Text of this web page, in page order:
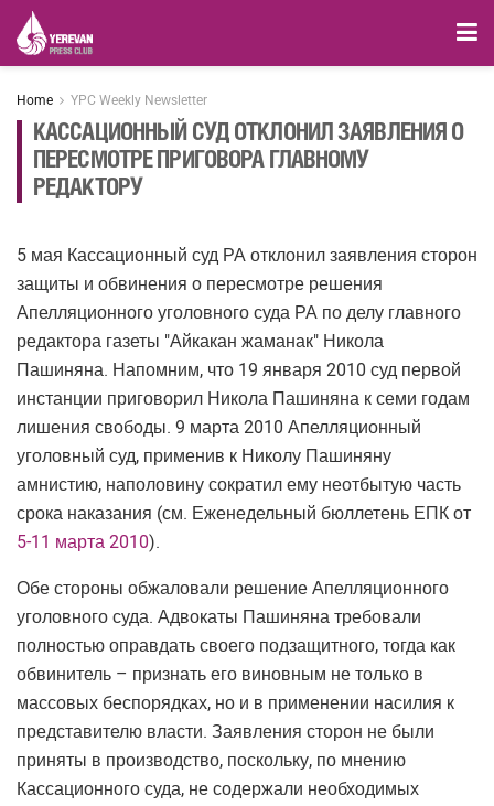
Home YPC Weekly Newsletter
КАССАЦИОННЫЙ СУД ОТКЛОНИЛ ЗАЯВЛЕНИЯ О
ПЕРЕСМОТРЕ ПРИГОВОРА ГЛАВНОМУ
РЕДАКТОРУ
5 мая Кассационный суд РА отклонил заявления сторон
защиты и обвинения о пересмотре решения
Апелляционного уголовного суда РА по делу главного
редактора газеты "Айкакан жаманак" Никола
Пашиняна. Напомним, что 19 января 2010 суд первой
инстанции приговорил Никола Пашиняна к семи годам
лишения свободы. 9 марта 2010 Апелляционный
уголовный суд, применив к Николу Пашиняну
амнистию, наполовину сократил ему неотбытую часть
срока наказания (см. Еженедельный бюллетень ЕПК от
5-11 марта 2010).
Обе стороны обжаловали решение Апелляционного
уголовного суда. Адвокаты Пашиняна требовали
полностью оправдать своего подзащитного, тогда как
обвинитель – признать его виновным не только в
массовых беспорядках, но и в применении насилия к
представителю власти. Заявления сторон не были
приняты в производство, поскольку, по мнению
Кассационного суда, не содержали необходимых